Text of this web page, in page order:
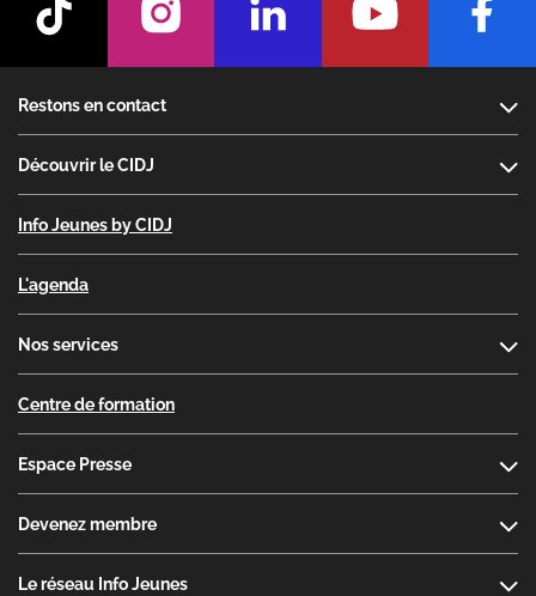
Restons en contact
Découvrir le CIDJ
Info Jeunes by CIDJ
L'agenda
Nos services
Centre de formation
Espace Presse
Devenez membre
Le réseau Info Jeunes